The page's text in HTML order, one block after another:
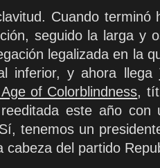
Cuando
seguido la larga y
legalizada en la
inferior, y ahora llega
of Colorblindness,
este año con
tenemos un
cabeza del partido